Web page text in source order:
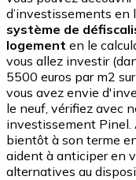
d’investissements en
système de
logement en le
vous allez investir
5500 euros par m2
vous avez envie
le neuf, vérifiez avec
investissement Pinel.
bientôt à son terme
aident à anticiper en
alternatives au